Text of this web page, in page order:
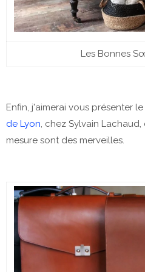
Les Bonnes
Enfin, j'aimerai vous présenter
de Lyon , chez Sylvain
mesure sont des merveilles.